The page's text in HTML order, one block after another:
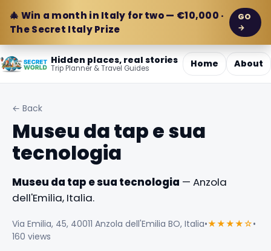
🎄 Win a month in Italy for two — €10,000 ·
The Secret Italy Prize
GO
→
Hidden places, real stories
Trip Planner & Travel Guides Home About
← Back
Museu da tap e sua
tecnologia
Museu da tap e sua tecnologia — Anzola
dell'Emilia, Italia.
Via Emilia, 45, 40011 Anzola dell'Emilia BO, Italia•★★★★☆•
160 views